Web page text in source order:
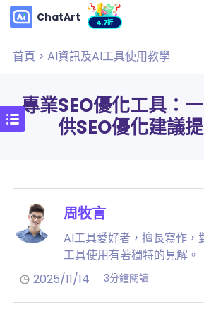
ChatArt 4.7折
首頁 > AI資訊及AI工具使用教學
專業SEO優化工具：
供SEO優化建議
周牧言
AI工具愛好者，擅長寫作，
工具使用有著獨特的見解。
2025/11/14
3分鐘閱讀